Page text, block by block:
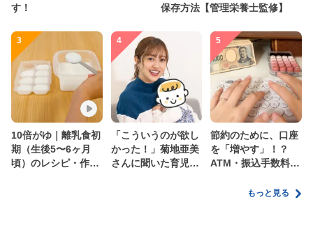
す！
保存方法【管理栄養士監修】
3
10倍がゆ｜離乳食初
期（生後5〜6ヶ月
頃）のレシピ・作り
4
「こういうのが欲し
かった！」菊地亜美
さんに聞いた育児
5
節約のために、口座
を「増やす」！？
ATM・振込手数料の
家計管理術もっと見る